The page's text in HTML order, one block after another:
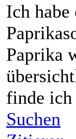
Ich
Paprika
finde ich
Suchen